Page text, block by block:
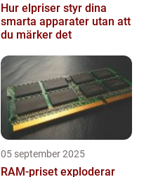
Hur elpriser styr dina
smarta apparater utan att
du märker det
05 september 2025
RAM-priset exploderar